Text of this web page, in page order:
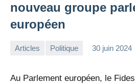
nouveau groupe
européen
Articles Politique 30 juin 2024
Au Parlement européen, le